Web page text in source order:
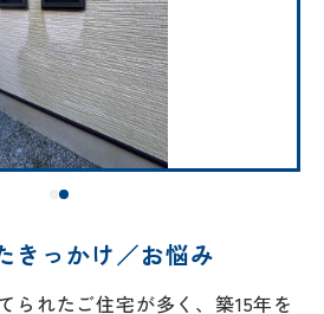
きっかけ／お悩み
られたご住宅が多く、築15年を